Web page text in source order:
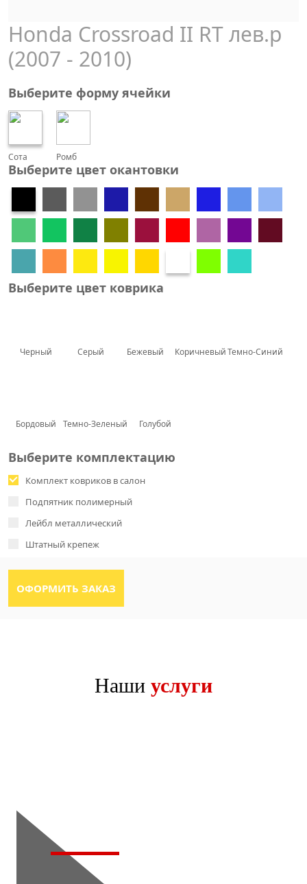
Honda Crossroad II RT лев.р
(2007 - 2010)
Выберите форму ячейки
Сота Ромб
Выберите цвет окантовки
Выберите цвет коврика
Черный Серый Бежевый КоричневыйТемно-Синий
Бордовый Темно-Зеленый Голубой
Выберите комплектацию
Комплект ковриков в салон
Подпятник полимерный
Лейбл металлический
Штатный крепеж
Наши услуги